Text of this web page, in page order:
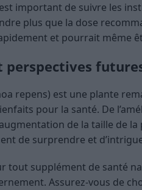
important de suivre les
plus que la dose
et pourrait même
perspectives
repens) est une plante
pour la santé. De
de la taille de
de surprendre et
tout supplément de santé
Assurez-vous de